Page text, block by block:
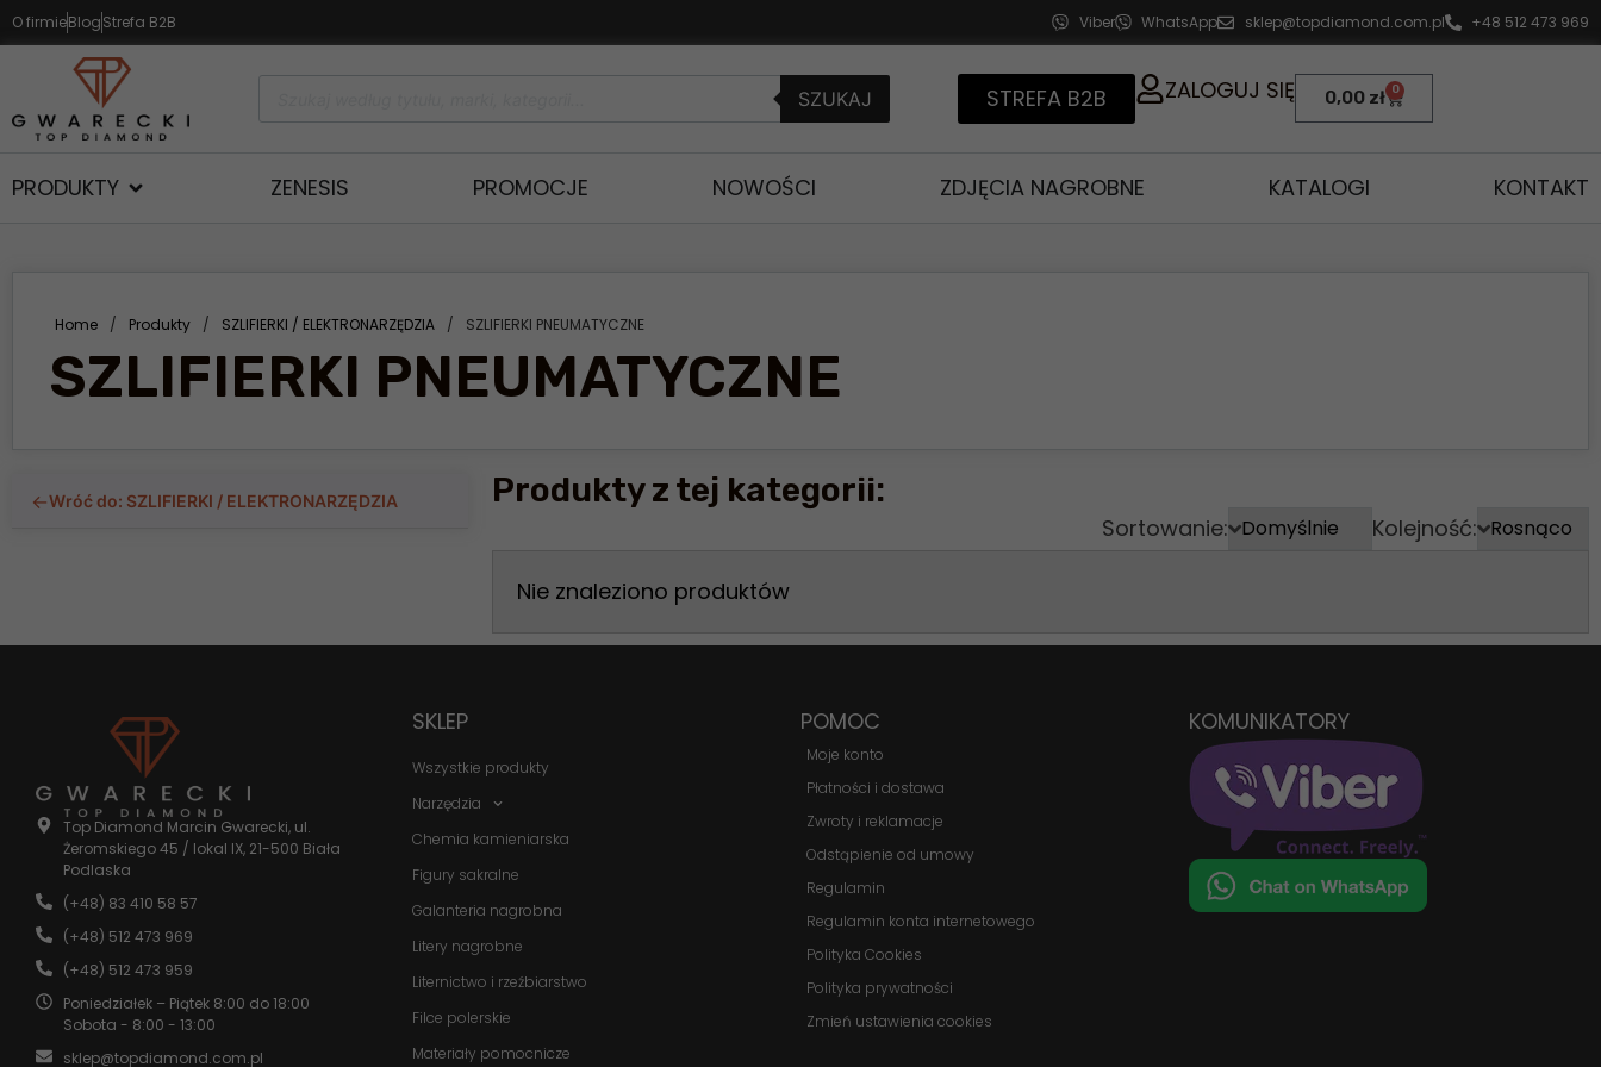
O firmieBlogStrefa B2B Viber WhatsApp sklep@topdiamond.com.pl +48 512 473 969
SZUKAJ STREFA B2B ZALOGUJ SIĘ 0,00 zł 0
PRODUKTY ZENESIS PROMOCJE NOWOŚCI ZDJĘCIA NAGROBNE KATALOGI KONTAKT
Home / Produkty / SZLIFIERKI / ELEKTRONARZĘDZIA / SZLIFIERKI PNEUMATYCZNE
SZLIFIERKI PNEUMATYCZNE
←Wróć do: SZLIFIERKI / ELEKTRONARZĘDZIA Produkty z tej kategorii:
Sortowanie: Kolejność:
Nie znaleziono produktów
Top Diamond Marcin Gwarecki, ul.
Żeromskiego 45 / lokal IX, 21-500 Biała
Podlaska
(+48) 83 410 58 57
(+48) 512 473 969
(+48) 512 473 959
Poniedziałek – Piątek 8:00 do 18:00
Sobota - 8:00 - 13:00
sklep@topdiamond.com.pl
SKLEP
Wszystkie produkty
Narzędzia
Chemia kamieniarska
Figury sakralne
Galanteria nagrobna
Litery nagrobne
Liternictwo i rzeźbiarstwo
Filce polerskie
Materiały pomocnicze
POMOC
Moje konto
Płatności i dostawa
Zwroty i reklamacje
Odstąpienie od umowy
Regulamin
Regulamin konta internetowego
Polityka Cookies
Polityka prywatności
Zmień ustawienia cookies
KOMUNIKATORY